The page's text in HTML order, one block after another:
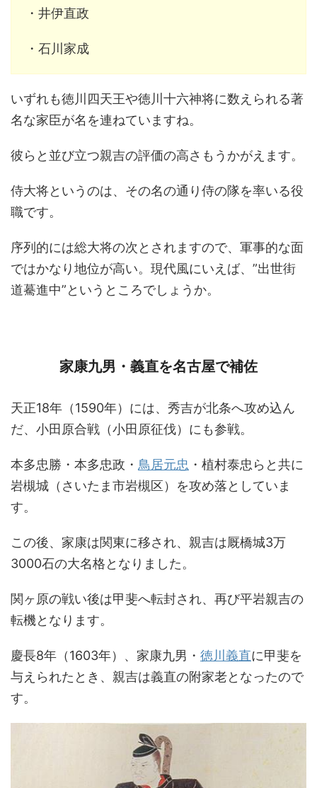
・井伊直政
・石川家成
いずれも徳川四天王や徳川十六神将に数えられる著
名な家臣が名を連ねていますね。
彼らと並び立つ親吉の評価の高さもうかがえます。
侍大将というのは、その名の通り侍の隊を率いる役
職です。
序列的には総大将の次とされますので、軍事的な面
ではかなり地位が高い。現代風にいえば、”出世街
道驀進中”というところでしょうか。
家康九男・義直を名古屋で補佐
天正18年（1590年）には、秀吉が北条へ攻め込ん
だ、小田原合戦（小田原征伐）にも参戦。
本多忠勝・本多忠政・ 鳥居元忠 ・植村泰忠らと共に
岩槻城（さいたま市岩槻区）を攻め落としていま
す。
この後、家康は関東に移され、親吉は厩橋城3万
3000石の大名格となりました。
関ヶ原の戦い後は甲斐へ転封され、再び平岩親吉の
転機となります。
慶長8年（1603年）、家康九男・ 徳川義直に甲斐を
与えられたとき、親吉は義直の附家老となったので
す。